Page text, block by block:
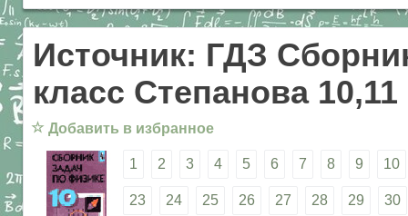
Источник: ГДЗ
класс Степанова 10,11
☆ Добавить в избранное
1 2 3 4 5 6 7 8 9 10
23 24 25 26 27 28 29 30